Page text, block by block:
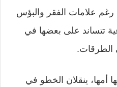
رغم علامات الفقر والبؤس
تتساند على بعضها في
الطرقات.
أمها، ينقلان الخطو في